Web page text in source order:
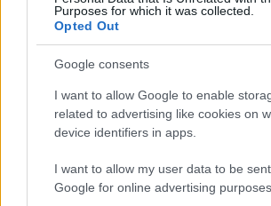
Purposes for which it was collected.
Opted Out
Google consents
I want to allow Google to enable
related to advertising like cookies on
device identifiers in apps.
I want to allow my user data to be
Google for online advertising purposes.
Problemet for veteranen er å få
Og det blir enda vanskeligere i en
Det er kun åtte plasser i OL-
Dessuten arrangeres vinterlekene i